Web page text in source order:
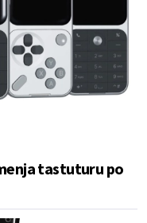
tastuturu po